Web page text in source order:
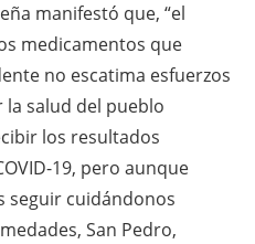
manifestó que, “el
medicamentos que
no escatima esfuerzos
salud del pueblo
los resultados
19, pero aunque
seguir cuidándonos
San Pedro,